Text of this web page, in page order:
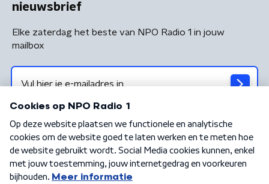
nieuwsbrief
Elke zaterdag het beste van NPO Radio 1 in jouw
mailbox
Algemene voorwaarden